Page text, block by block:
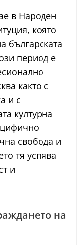
в Народен
която
българската
период е
както с
и с
културна
свобода и
тя успява
и
на